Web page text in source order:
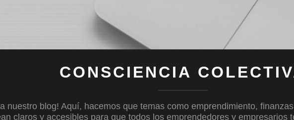
CONSCIENCIA
nuestro blog! Aquí, hacemos que temas como emprendimiento,
claros y accesibles para que todos los emprendedores y empresarios